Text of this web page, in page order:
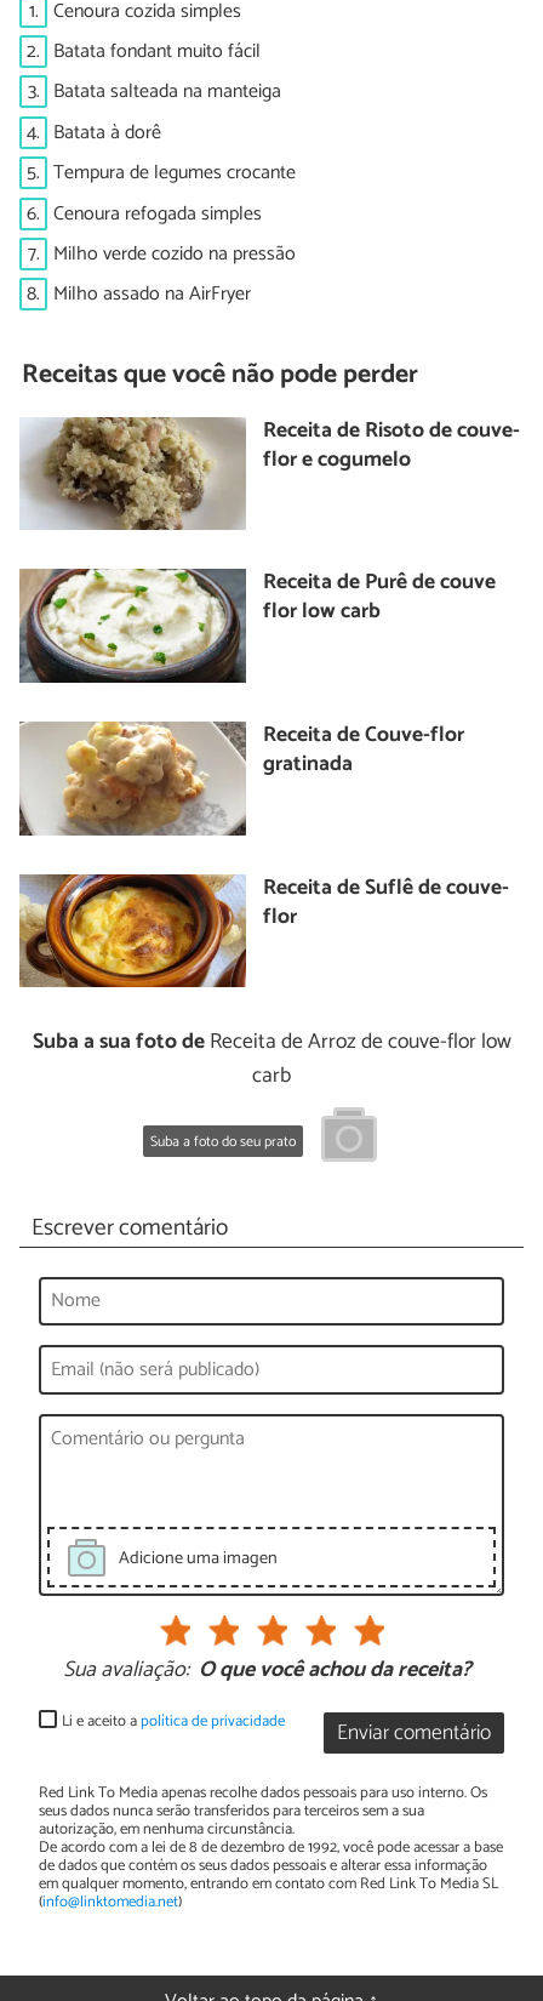
1. Cenoura cozida simples
2. Batata fondant muito fácil
3. Batata salteada na manteiga
4. Batata à dorê
5. Tempura de legumes crocante
6. Cenoura refogada simples
7. Milho verde cozido na pressão
8. Milho assado na AirFryer
Receitas que você não pode perder
Receita de Risoto de couve-
flor e cogumelo
Receita de Purê de couve
flor low carb
Receita de Couve-flor
gratinada
Receita de Suflê de couve-
flor
Suba a sua foto deReceita de Arroz de couve-flor low
carb
Suba a foto do seu prato
Escrever comentário
Adicione uma imagen
Sua avaliação: O que você achou da receita?
Enviar comentário
Li e aceito apolítica de privacidade
Red Link To Media apenas recolhe dados pessoais para uso interno. Os
seus dados nunca serão transferidos para terceiros sem a sua
autorização, em nenhuma circunstância.
De acordo com a lei de 8 de dezembro de 1992, você pode acessar a base
de dados que contém os seus dados pessoais e alterar essa informação
em qualquer momento, entrando em contato com Red Link To Media SL
(info@linktomedia.net)